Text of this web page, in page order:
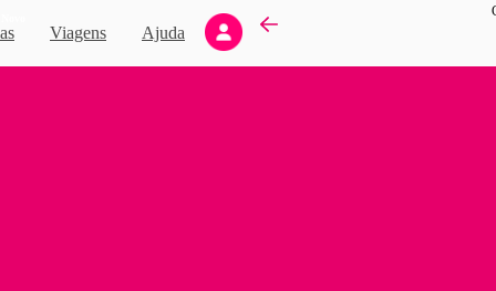
Viagens Ajuda